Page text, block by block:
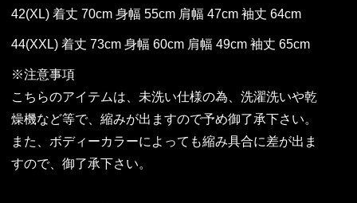
42(XL) 着丈 70cm 身幅 55cm 肩幅 47cm 袖丈 64cm
44(XXL) 着丈 73cm 身幅 60cm 肩幅 49cm 袖丈 65cm
※注意事項
こちらのアイテムは、未洗い仕様の為、洗濯洗いや乾
燥機など等で、縮みが出ますので予め御了承下さい。
また、ボディーカラーによっても縮み具合に差が出ま
すので、御了承下さい。